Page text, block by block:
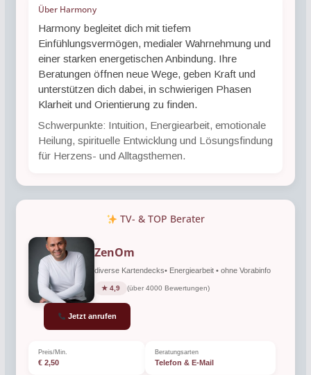
Über Harmony
Harmony begleitet dich mit tiefem
Einfühlungsvermögen, medialer Wahrnehmung und
einer starken energetischen Anbindung. Ihre
Beratungen öffnen neue Wege, geben Kraft und
unterstützen dich dabei, in schwierigen Phasen
Klarheit und Orientierung zu finden.
Schwerpunkte: Intuition, Energiearbeit, emotionale
Heilung, spirituelle Entwicklung und Lösungsfindung
für Herzens- und Alltagsthemen.
TV- & TOP Berater
ZenOm
diverse Kartendecks• Energiearbeit • ohne Vorabinfo
★ 4,9 (über 4000 Bewertungen)
Jetzt anrufen
Preis/Min.
€ 2,50
Beratungsarten
Telefon & E-Mail